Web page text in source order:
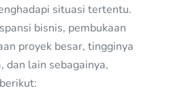
situasi tertentu.
bisnis, pembukaan
proyek besar, tingginya
dan lain sebagainya,